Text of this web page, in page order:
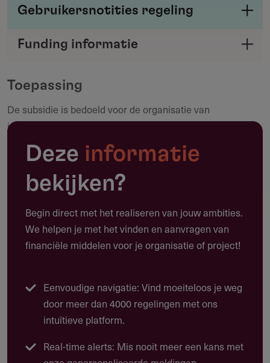
Toepassing
De subsidie is bedoeld voor de organisatie van
internationale topsportevenementen die:
Niet jaarlijks in Nederland plaatsvinden;
Een internationale aard hebben en gericht zijn op
talenten en/of senioren, met of zonder handicap.
Nationale sportbonden en evenementenorganisatoren.
Werkgebied
Gebruikersnotities regeling
verstrekker met de Fondswervingonline
Maak een notitie
Funding informatie
Deze informatie
bekijken?
Begin direct met het realiseren van jouw ambities.
We helpen je met het vinden en aanvragen van
financiële middelen voor je organisatie of project!
Eenvoudige navigatie: Vind moeiteloos je weg
door meer dan 4000 regelingen met ons
intuïtieve platform.
Real-time alerts: Mis nooit meer een kans met